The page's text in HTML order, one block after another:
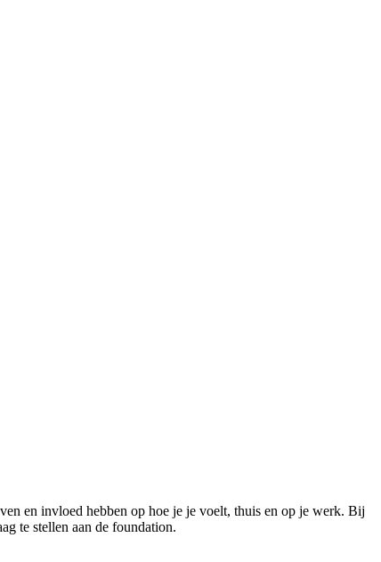
en invloed hebben op hoe je je voelt, thuis en op je werk. Bij
te stellen aan de foundation.